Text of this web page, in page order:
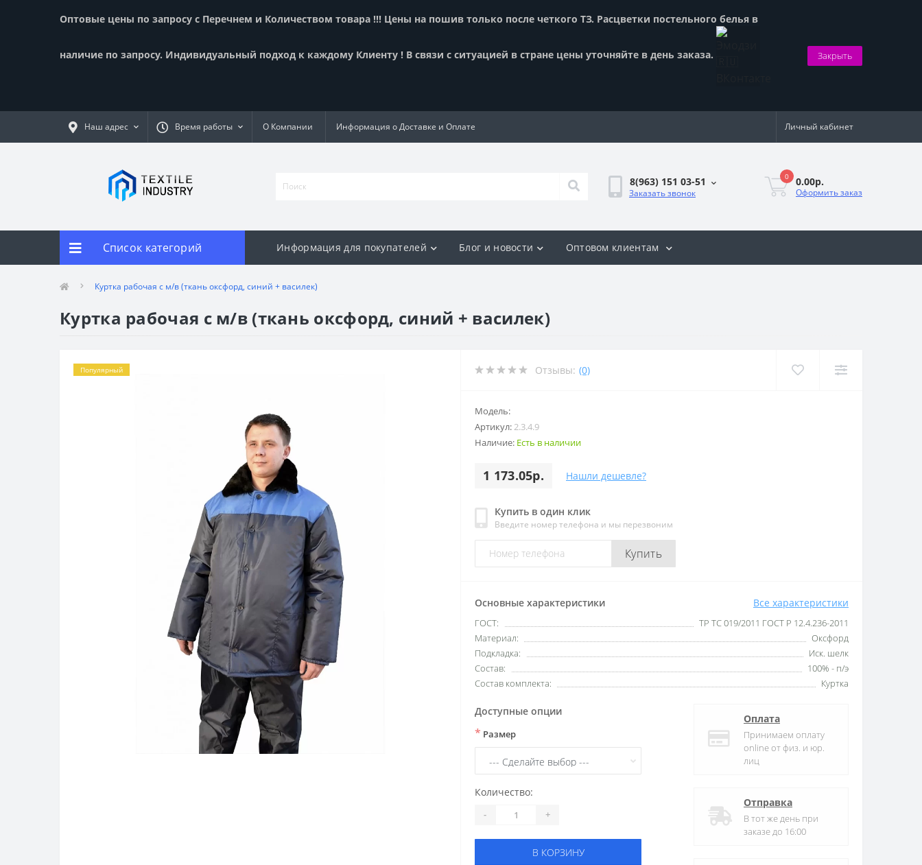
Оптовые цены по запросу с Перечнем и Количеством товара !!! Цены на пошив только после четкого ТЗ. Расцветки постельного белья в
наличие по запросу. Индивидуальный подход к каждому Клиенту ! В связи с ситуацией в стране цены уточняйте в день заказа. Закрыть
Наш адрес Время работы О Компании Информация о Доставке и Оплате Личный кабинет
8(963) 151 03-51
Заказать звонок
0 0.00р.
Оформить заказ
Список категорий Информация для покупателей Блог и новости Оптовом клиентам
Куртка рабочая с м/в (ткань оксфорд, синий + василек)
Куртка рабочая с м/в (ткань оксфорд, синий + василек)
Популярный Отзывы: (0)
Модель:
Артикул: 2.3.4.9
Наличие: Есть в наличии
1 173.05р. Нашли дешевле?
Купить в один клик
Введите номер телефона и мы перезвоним
Купить
Основные характеристики Все характеристики
ГОСТ:
ТР ТС 019/2011 ГОСТ Р 12.4.236-2011
Материал:
Оксфорд
Подкладка:
Иск. шелк
Состав:
100% - п/э
Состав комплекта:
Куртка
Доступные опции
* Размер
Количество:
- +
В КОРЗИНУ
Оплата
Принимаем оплату
online от физ. и юр.
лиц
Отправка
В тот же день при
заказе до 16:00